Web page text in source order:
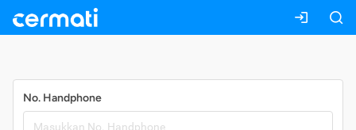
No. Handphone